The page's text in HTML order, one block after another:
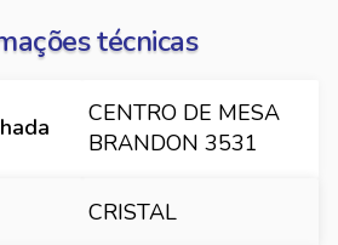
técnicas
CENTRO DE MESA
BRANDON 3531
CRISTAL